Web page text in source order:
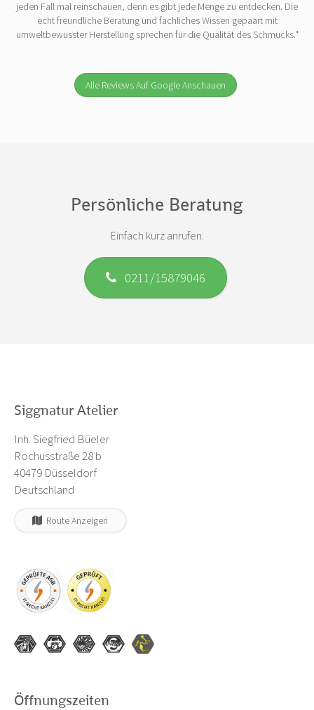
jeden Fall mal reinschauen, denn es gibt jede Menge zu entdecken. Die
echt freundliche Beratung und fachliches Wissen gepaart mit
umweltbewusster Herstellung sprechen für die Qualität des Schmucks."
Alle Reviews Auf Google Anschauen
Persönliche Beratung
Einfach kurz anrufen.
0211/15879046
Siggnatur Atelier
Inh. Siegfried Büeler
Rochusstraße 28 b
40479 Düsseldorf
Deutschland
Route Anzeigen
Öffnungszeiten